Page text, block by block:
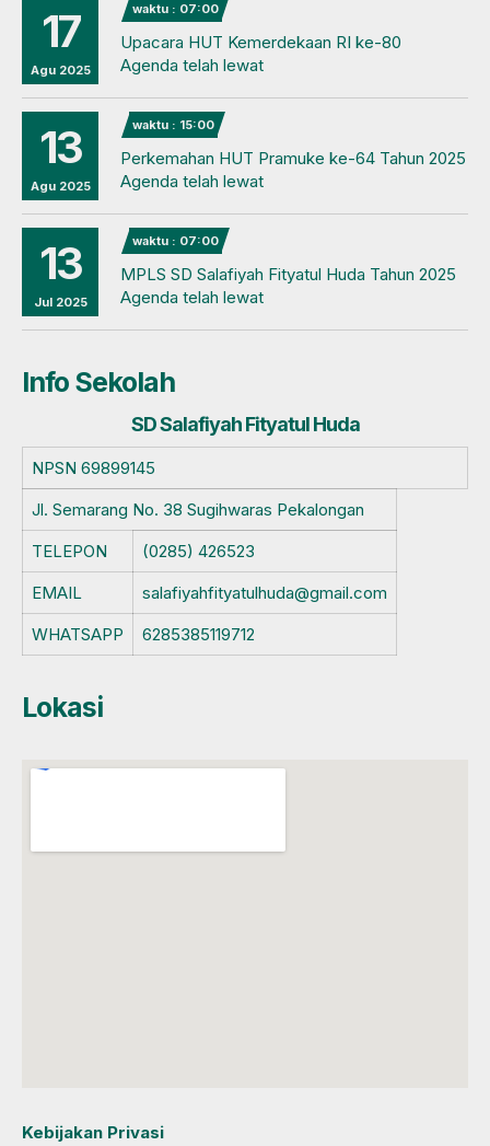
17
Agu 2025
waktu : 07:00
Upacara HUT Kemerdekaan RI ke-80
Agenda telah lewat
13
Agu 2025
waktu : 15:00
Perkemahan HUT Pramuke ke-64 Tahun 2025
Agenda telah lewat
13
Jul 2025
waktu : 07:00
MPLS SD Salafiyah Fityatul Huda Tahun 2025
Agenda telah lewat
Info Sekolah
SD Salafiyah Fityatul Huda
NPSN 69899145
Jl. Semarang No. 38 Sugihwaras Pekalongan
TELEPON
(0285) 426523
EMAIL
salafiyahfityatulhuda@gmail.com
WHATSAPP
6285385119712
Lokasi
Kebijakan Privasi